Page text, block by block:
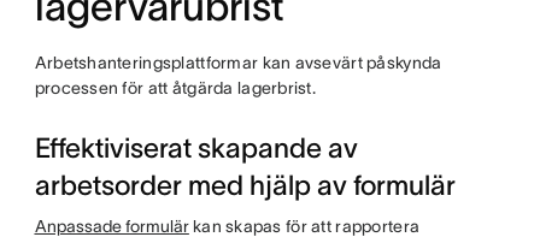
Arbetshanteringsplattformar kan avsevärt påskynda
processen för att åtgärda lagerbrist.
Effektiviserat skapande av
arbetsorder med hjälp av formulär
Anpassade formulärkan skapas för att rapportera